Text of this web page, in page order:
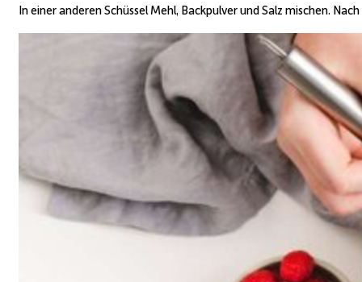
In einer anderen Schüssel Mehl, Backpulver und Salz mischen.